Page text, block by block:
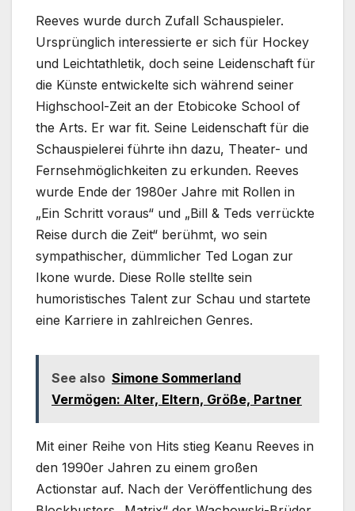
Reeves wurde durch Zufall Schauspieler.
Ursprünglich interessierte er sich für Hockey
und Leichtathletik, doch seine Leidenschaft für
die Künste entwickelte sich während seiner
Highschool-Zeit an der Etobicoke School of
the Arts. Er war fit. Seine Leidenschaft für die
Schauspielerei führte ihn dazu, Theater- und
Fernsehmöglichkeiten zu erkunden. Reeves
wurde Ende der 1980er Jahre mit Rollen in
„Ein Schritt voraus“ und „Bill & Teds verrückte
Reise durch die Zeit“ berühmt, wo sein
sympathischer, dümmlicher Ted Logan zur
Ikone wurde. Diese Rolle stellte sein
humoristisches Talent zur Schau und startete
eine Karriere in zahlreichen Genres.
See also Simone Sommerland
Vermögen: Alter, Eltern, Größe, Partner
Mit einer Reihe von Hits stieg Keanu Reeves in
den 1990er Jahren zu einem großen
Actionstar auf. Nach der Veröffentlichung des